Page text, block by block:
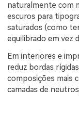
naturalmente com
escuros para
saturados (como
equilibrado em vez
Em interiores e
reduz bordas
composições mais
camadas de